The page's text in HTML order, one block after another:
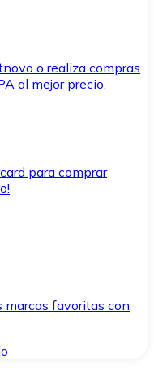
o realiza compras
al mejor precio.
para comprar
marcas favoritas con